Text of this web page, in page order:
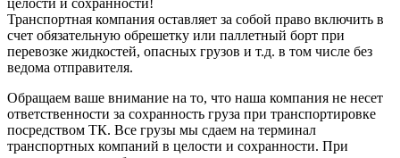
Транспортная компания оставляет за собой право включить в
счет обязательную обрешетку или паллетный борт при
перевозке жидкостей, опасных грузов и т.д. в том числе без
ведома отправителя.
Обращаем ваше внимание на то, что наша компания не несет
ответственности за сохранность груза при транспортировке
посредством ТК. Все грузы мы сдаем на терминал
транспортных компаний в целости и сохранности. При